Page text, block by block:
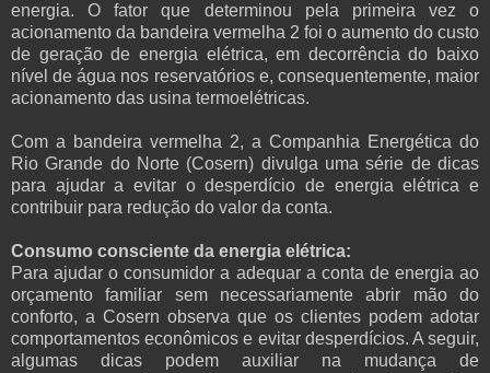
energia. O fator que determinou pela primeira vez o
acionamento da bandeira vermelha 2 foi o aumento do custo
de geração de energia elétrica, em decorrência do baixo
nível de água nos reservatórios e, consequentemente, maior
acionamento das usina termoelétricas.
Com a bandeira vermelha 2, a Companhia Energética do
Rio Grande do Norte (Cosern) divulga uma série de dicas
para ajudar a evitar o desperdício de energia elétrica e
contribuir para redução do valor da conta.
Consumo consciente da energia elétrica:
Para ajudar o consumidor a adequar a conta de energia ao
orçamento familiar sem necessariamente abrir mão do
conforto, a Cosern observa que os clientes podem adotar
comportamentos econômicos e evitar desperdícios. A seguir,
algumas dicas podem auxiliar na mudança de